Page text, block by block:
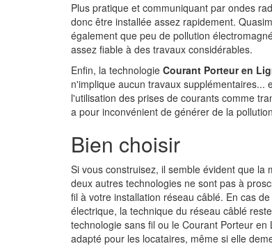
Plus pratique et communiquant par ondes
donc être installée assez rapidement.
également que peu de pollution
assez fiable à des travaux considérables.
Enfin, la technologie Courant Porteur en
n'implique aucun travaux
l'utilisation des prises de courants comme
a pour inconvénient de générer de la
Bien choisir
Si vous construisez, il semble évident que
deux autres technologies ne sont pas à
fil à votre installation réseau câblé. En cas
électrique, la technique du réseau câblé
technologie sans fil ou le Courant Porteur
adapté pour les locataires, même si elle